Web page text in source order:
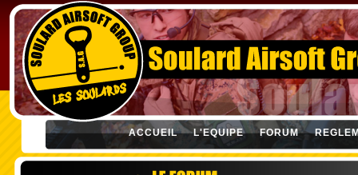
ACCUEIL L'EQUIPE FORUM